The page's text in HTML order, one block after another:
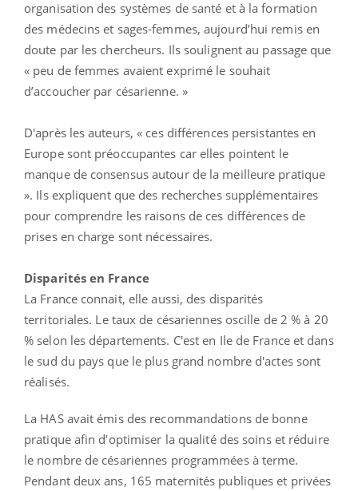
organisation des systèmes de santé et à la formation
des médecins et sages-femmes, aujourd’hui remis en
doute par les chercheurs. Ils soulignent au passage que
« peu de femmes avaient exprimé le souhait
d’accoucher par césarienne. »
D'après les auteurs, « ces différences persistantes en
Europe sont préoccupantes car elles pointent le
manque de consensus autour de la meilleure pratique
». Ils expliquent que des recherches supplémentaires
pour comprendre les raisons de ces différences de
prises en charge sont nécessaires.
Disparités en France
La France connait, elle aussi, des disparités
territoriales. Le taux de césariennes oscille de 2 % à 20
% selon les départements. C'est en Ile de France et dans
le sud du pays que le plus grand nombre d'actes sont
réalisés.
La HAS avait émis des recommandations de bonne
pratique afin d’optimiser la qualité des soins et réduire
le nombre de césariennes programmées à terme.
Pendant deux ans, 165 maternités publiques et privées